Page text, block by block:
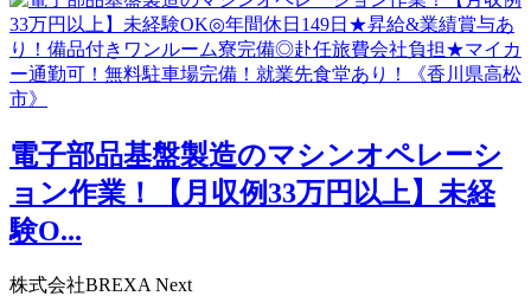
電子部品基盤製造のマシンオペレーシ
ョン作業！【月収例33万円以上】未経
験O...
株式会社BREXA Next